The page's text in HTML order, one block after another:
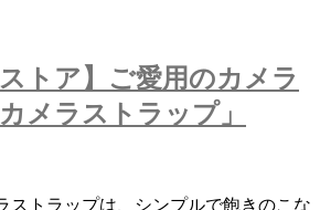
トア】ご愛用のカメラ
メラストラップ」
ストラップは、シンプルで飽きのこな